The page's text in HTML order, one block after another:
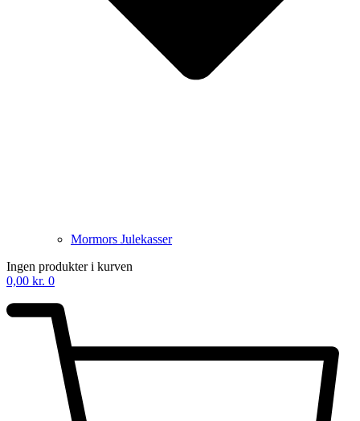
Mormors Julekasser
Ingen produkter i kurven
0,00 kr. 0